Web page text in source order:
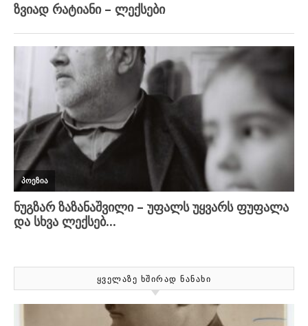
ᲧᲕᲔᲚᲐᲖᲔ ᲮᲨᲘᲠᲐᲓ ᲜᲐᲜᲐᲮᲘ